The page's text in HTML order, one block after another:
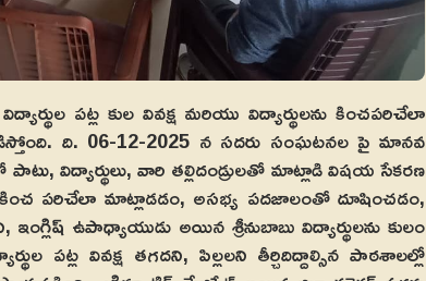
పట్ల కుల వివక్ష మరియు విద్యార్థులను కించపరిచేలా
ది. 06-12-2025 న సదరు సంఘటనల పై మానవ
విద్యార్థులు, వారి తల్లిదండ్రులతో మాట్లాడి విషయ సేకరణ
కించ పరిచేలా మాట్లాడడం, అసభ్య పదజాలంతో దూషించడం,
ఉపాధ్యాయుడు అయిన శ్రీనుబాబు విద్యార్థులను కులం
పట్ల వివక్ష తగదని, పిల్లలని తీర్చిదిద్దాల్సిన పాఠశాలల్లో